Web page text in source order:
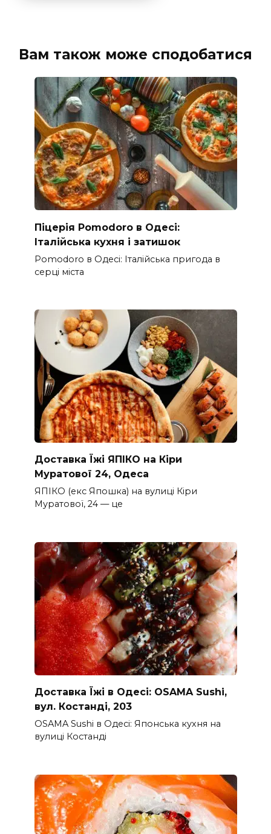
Вам також може сподобатися
Піцерія Pomodoro в Одесі:
Італійська кухня і затишок
Pomodoro в Одесі: Італійська пригода в
серці міста
Доставка Їжі ЯПІКО на Кіри
Муратової 24, Одеса
ЯПІКО (екс Япошка) на вулиці Кіри
Муратової, 24 — це
Доставка Їжі в Одесі: OSAMA Sushi,
вул. Костанді, 203
OSAMA Sushi в Одесі: Японська кухня на
вулиці Костанді